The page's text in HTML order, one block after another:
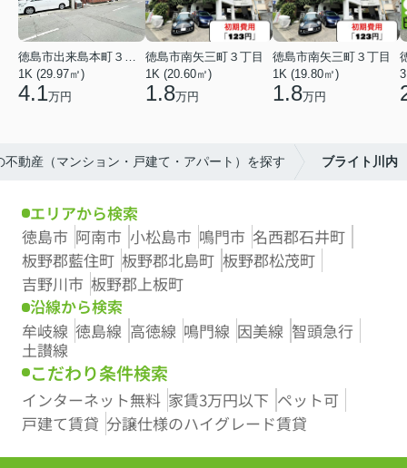
1K (29.97㎡)
4.1万円
徳島市南矢三町３丁目
1K (20.60㎡)
1.8万円
徳島市南矢三町３丁目
1K (19.80㎡)
1.8万円
動産（マンション・戸建て・アパート）を探す ブライト川内
エリアから検索
徳島市 阿南市 小松島市 鳴門市 名西郡石井町
板野郡藍住町 板野郡北島町 板野郡松茂町
吉野川市 板野郡上板町
沿線から検索
牟岐線 徳島線 高徳線 鳴門線 因美線 智頭急行
土讃線
こだわり条件検索
インターネット無料 家賃3万円以下 ペット可
戸建て賃貸 分譲仕様のハイグレード賃貸